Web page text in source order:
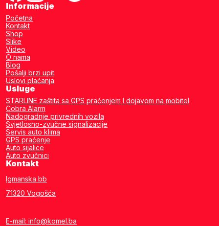
Informacije
Početna
Kontakt
Shop
Slike
Video
O nama
Blog
Pošalji brzi upit
Uslovi plaćanja
Usluge
STARLINE zaštita sa GPS praćenjem I dojavom na mobitel
Cobra Alarm
Nadogradnje privrednih vozila
Svjetlosno-zvučne signalizacije
Servis auto klima
GPS praćenje
Auto sijalice
Auto zvučnici
Kontakt
Igmanska bb
71320 Vogošća
E-mail: info@komel.ba